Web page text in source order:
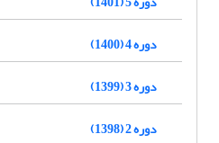
دوره 4 (1400)
دوره 3 (1399)
دوره 2 (1398)